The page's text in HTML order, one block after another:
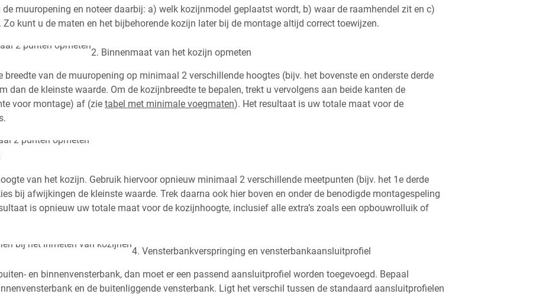
de muuropening en noteer daarbij: a) welk kozijnmodel geplaatst wordt, b) waar de raamhendel zit en c)
kunt u de maten en het bijbehorende kozijn later bij de montage altijd correct toewijzen.
2. Binnenmaat van het kozijn opmeten
breedte van de muuropening op minimaal 2 verschillende hoogtes (bijv. het bovenste en onderste derde
dan de kleinste waarde. Om de kozijnbreedte te bepalen, trekt u vervolgens aan beide kanten de
voor montage) af (zie tabel met minimale voegmaten). Het resultaat is uw totale maat voor de
van het kozijn. Gebruik hiervoor opnieuw minimaal 2 verschillende meetpunten (bijv. het 1e derde
bij afwijkingen de kleinste waarde. Trek daarna ook hier boven en onder de benodigde montagespeling
is opnieuw uw totale maat voor de kozijnhoogte, inclusief alle extra’s zoals een opbouwrolluik of
4. Vensterbankverspringing en vensterbankaansluitprofiel
en binnenvensterbank, dan moet er een passend aansluitprofiel worden toegevoegd. Bepaal
en de buitenliggende vensterbank. Ligt het verschil tussen de standaard aansluitprofielen